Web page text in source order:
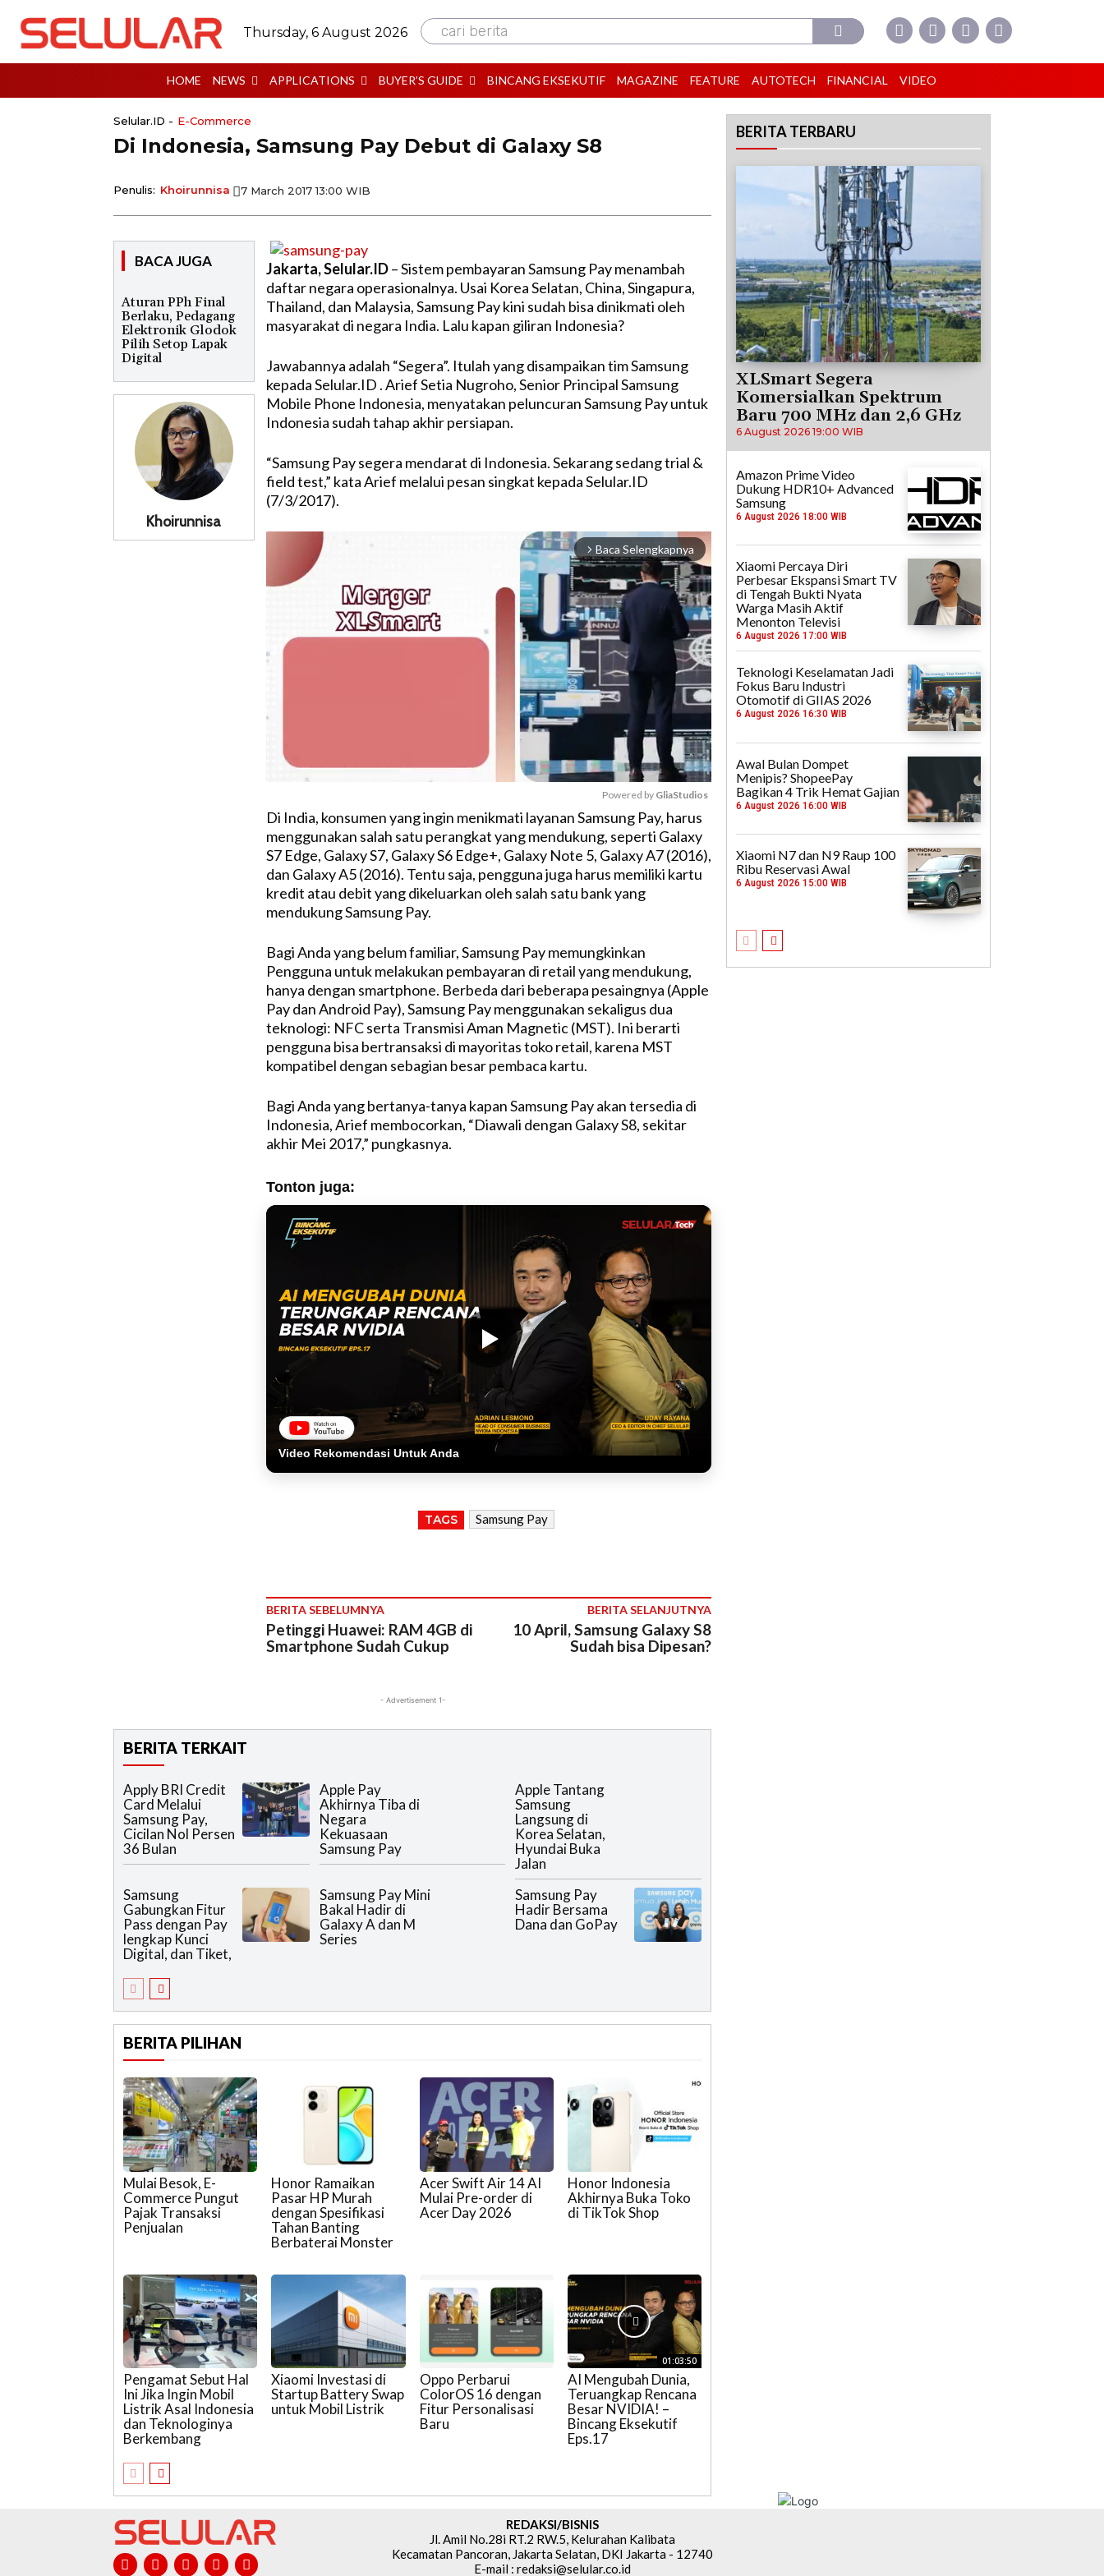
Thursday, 6 August 2026 cari berita
HOME NEWS APPLICATIONS BUYER’S GUIDE BINCANG EKSEKUTIF MAGAZINE FEATURE AUTOTECH FINANCIAL VIDEO
Selular.ID - E-Commerce
Di Indonesia, Samsung Pay Debut di Galaxy S8
Penulis: Khoirunnisa 7 March 2017 13:00 WIB
BACA JUGA
Aturan PPh Final
Berlaku, Pedagang
Elektronik Glodok
Pilih Setop Lapak
Digital
Khoirunnisa
Jakarta, Selular.ID– Sistem pembayaran Samsung Pay menambah
daftar negara operasionalnya. Usai Korea Selatan, China, Singapura,
Thailand, dan Malaysia, Samsung Pay kini sudah bisa dinikmati oleh
masyarakat di negara India. Lalu kapan giliran Indonesia?
Jawabannya adalah “Segera”. Itulah yang disampaikan tim Samsung
kepada Selular.ID . Arief Setia Nugroho, Senior Principal Samsung
Mobile Phone Indonesia, menyatakan peluncuran Samsung Pay untuk
Indonesia sudah tahap akhir persiapan.
“Samsung Pay segera mendarat di Indonesia. Sekarang sedang trial &
field test,” kata Arief melalui pesan singkat kepada Selular.ID
(7/3/2017).
arrow_forward_ios Baca Selengkapnya
M
u
Powered by GliaStudios
Di India, konsumen yang ingin menikmati layanan Samsung Pay, harus
menggunakan salah satu perangkat yang mendukung, seperti Galaxy
S7 Edge, Galaxy S7, Galaxy S6 Edge+, Galaxy Note 5, Galaxy A7 (2016),
dan Galaxy A5 (2016). Tentu saja, pengguna juga harus memiliki kartu
kredit atau debit yang dikeluarkan oleh salah satu bank yang
mendukung Samsung Pay.
Bagi Anda yang belum familiar, Samsung Pay memungkinkan
Pengguna untuk melakukan pembayaran di retail yang mendukung,
hanya dengan smartphone. Berbeda dari beberapa pesaingnya (Apple
Pay dan Android Pay), Samsung Pay menggunakan sekaligus dua
teknologi: NFC serta Transmisi Aman Magnetic (MST). Ini berarti
pengguna bisa bertransaksi di mayoritas toko retail, karena MST
kompatibel dengan sebagian besar pembaca kartu.
Bagi Anda yang bertanya-tanya kapan Samsung Pay akan tersedia di
Indonesia, Arief membocorkan, “Diawali dengan Galaxy S8, sekitar
akhir Mei 2017,” pungkasnya.
Tonton juga:
Video Rekomendasi Untuk Anda
TAGS Samsung Pay
BERITA SEBELUMNYA
Petinggi Huawei: RAM 4GB di
Smartphone Sudah Cukup
BERITA SELANJUTNYA
10 April, Samsung Galaxy S8
Sudah bisa Dipesan?
- Advertisement 1-
BERITA TERKAIT
Apply BRI Credit
Card Melalui
Samsung Pay,
Cicilan Nol Persen
36 Bulan
Apple Pay
Akhirnya Tiba di
Negara
Kekuasaan
Samsung Pay
Apple Tantang
Samsung
Langsung di
Korea Selatan,
Hyundai Buka
Jalan
Samsung
Gabungkan Fitur
Pass dengan Pay
lengkap Kunci
Digital, dan Tiket,
Samsung Pay Mini
Bakal Hadir di
Galaxy A dan M
Series
Samsung Pay
Hadir Bersama
Dana dan GoPay
BERITA PILIHAN
Mulai Besok, E-
Commerce Pungut
Pajak Transaksi
Penjualan
Honor Ramaikan
Pasar HP Murah
dengan Spesifikasi
Tahan Banting
Berbaterai Monster
Acer Swift Air 14 AI
Mulai Pre-order di
Acer Day 2026
Honor Indonesia
Akhirnya Buka Toko
di TikTok Shop
Pengamat Sebut Hal
Ini Jika Ingin Mobil
Listrik Asal Indonesia
dan Teknologinya
Berkembang
Xiaomi Investasi di
Startup Battery Swap
untuk Mobil Listrik
Oppo Perbarui
ColorOS 16 dengan
Fitur Personalisasi
Baru
01:03:50
AI Mengubah Dunia,
Teruangkap Rencana
Besar NVIDIA! –
Bincang Eksekutif
Eps.17
BERITA TERBARU
XLSmart Segera
Komersialkan Spektrum
Baru 700 MHz dan 2,6 GHz
6 August 2026 19:00 WIB
Amazon Prime Video
Dukung HDR10+ Advanced
Samsung
6 August 2026 18:00 WIB
Xiaomi Percaya Diri
Perbesar Ekspansi Smart TV
di Tengah Bukti Nyata
Warga Masih Aktif
Menonton Televisi
6 August 2026 17:00 WIB
Teknologi Keselamatan Jadi
Fokus Baru Industri
Otomotif di GIIAS 2026
6 August 2026 16:30 WIB
Awal Bulan Dompet
Menipis? ShopeePay
Bagikan 4 Trik Hemat Gajian
6 August 2026 16:00 WIB
Xiaomi N7 dan N9 Raup 100
Ribu Reservasi Awal
6 August 2026 15:00 WIB
REDAKSI/BISNIS
Jl. Amil No.28i RT.2 RW.5, Kelurahan Kalibata
Kecamatan Pancoran, Jakarta Selatan, DKI Jakarta - 12740
E-mail : redaksi@selular.co.id